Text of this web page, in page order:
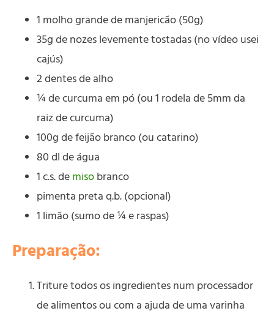
1 molho grande de manjericão (50g)
35g de nozes levemente tostadas (no vídeo usei
cajús)
2 dentes de alho
¼ de curcuma em pó (ou 1 rodela de 5mm da
raiz de curcuma)
100g de feijão branco (ou catarino)
80 dl de água
1 c.s. demisobranco
pimenta preta q.b. (opcional)
1 limão (sumo de ¼ e raspas)
Preparação:
Triture todos os ingredientes num processador
de alimentos ou com a ajuda de uma varinha